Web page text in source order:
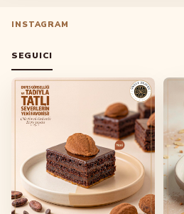
INSTAGRAM
SEGUICI